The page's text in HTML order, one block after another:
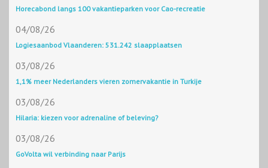
Horecabond langs 100 vakantieparken voor Cao-recreatie
04/08/26
Logiesaanbod Vlaanderen: 531.242 slaapplaatsen
03/08/26
1,1% meer Nederlanders vieren zomervakantie in Turkije
03/08/26
Hilaria: kiezen voor adrenaline of beleving?
03/08/26
GoVolta wil verbinding naar Parijs